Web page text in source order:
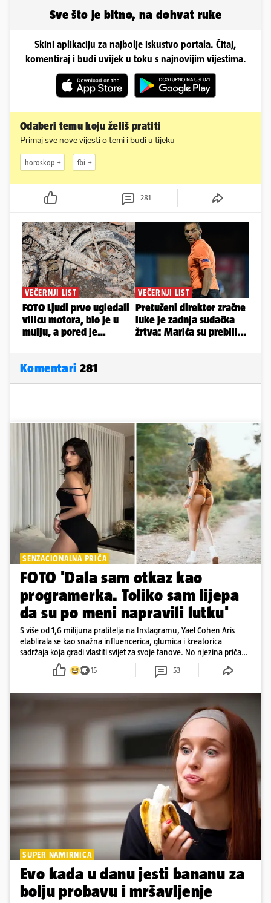
Sve što je bitno, na dohvat ruke
Skini aplikaciju za najbolje iskustvo portala. Čitaj,
komentiraj i budi uvijek u toku s najnovijim vijestima.
Odaberi temu koju želiš pratiti
Primaj sve nove vijesti o temi i budi u tijeku
horoskop fbi
281
Komentari 281
SENZACIONALNA PRIČA
FOTO 'Dala sam otkaz kao
programerka. Toliko sam lijepa
da su po meni napravili lutku'
S više od 1,6 milijuna pratitelja na Instagramu, Yael Cohen Aris
etablirala se kao snažna influencerica, glumica i kreatorica
sadržaja koja gradi vlastiti svijet za svoje fanove. No njezina priča
pokazuje da online slava dolazi i s neočekivanim izazovima
15 53
SUPER NAMIRNICA
Evo kada u danu jesti bananu za
bolju probavu i mršavljenje